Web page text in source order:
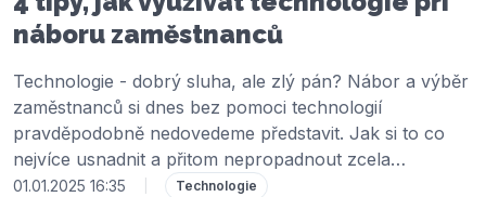
náboru zaměstnanců
Technologie - dobrý sluha, ale zlý pán? Nábor a výběr
zaměstnanců si dnes bez pomoci technologií
pravděpodobně nedovedeme představit. Jak si to co
nejvíce usnadnit a přitom nepropadnout zcela
"technokratickému" přístupu?
01.01.2025 16:35 Technologie